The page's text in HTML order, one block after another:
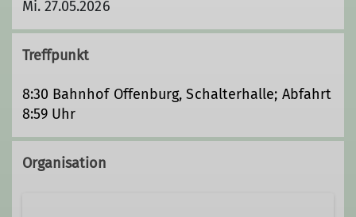
Mi. 27.05.2026
Treffpunkt
8:30 Bahnhof Offenburg, Schalterhalle; Abfahrt
8:59 Uhr
Organisation